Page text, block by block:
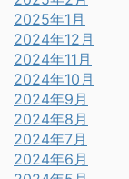
2025年1月
2024年12月
2024年11月
2024年10月
2024年9月
2024年8月
2024年7月
2024年6月